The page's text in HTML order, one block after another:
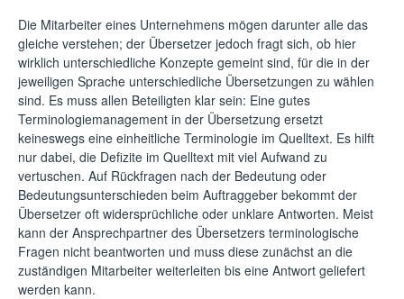
Die Mitarbeiter eines Unternehmens mögen darunter alle das
gleiche verstehen; der Übersetzer jedoch fragt sich, ob hier
wirklich unterschiedliche Konzepte gemeint sind, für die in der
jeweiligen Sprache unterschiedliche Übersetzungen zu wählen
sind. Es muss allen Beteiligten klar sein: Eine gutes
Terminologiemanagement in der Übersetzung ersetzt
keineswegs eine einheitliche Terminologie im Quelltext. Es hilft
nur dabei, die Defizite im Quelltext mit viel Aufwand zu
vertuschen. Auf Rückfragen nach der Bedeutung oder
Bedeutungsunterschieden beim Auftraggeber bekommt der
Übersetzer oft widersprüchliche oder unklare Antworten. Meist
kann der Ansprechpartner des Übersetzers terminologische
Fragen nicht beantworten und muss diese zunächst an die
zuständigen Mitarbeiter weiterleiten bis eine Antwort geliefert
werden kann.